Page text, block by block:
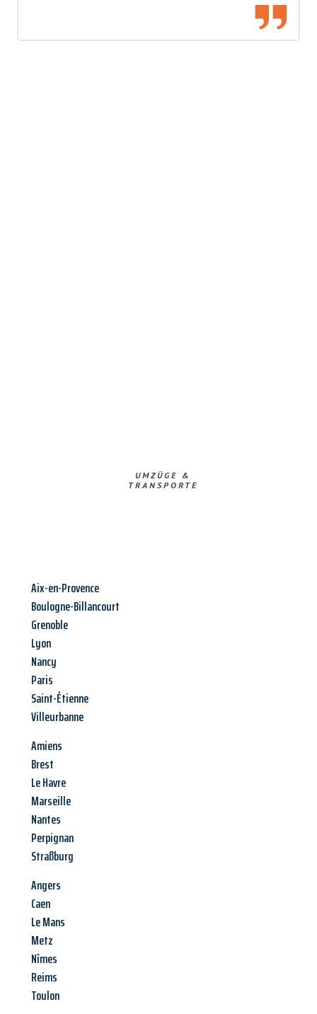
UMZÜGE &
TRANSPORTE
Aix-en-Provence
Boulogne-Billancourt
Grenoble
Lyon
Nancy
Paris
Saint-Étienne
Villeurbanne
Amiens
Brest
Le Havre
Marseille
Nantes
Perpignan
Straßburg
Angers
Caen
Le Mans
Metz
Nîmes
Reims
Toulon